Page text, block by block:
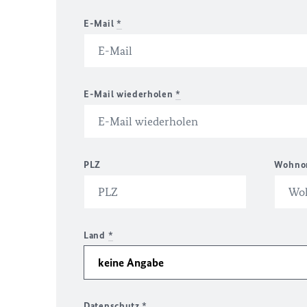
E-Mail *
E-Mail wiederholen*
PLZ
Land *